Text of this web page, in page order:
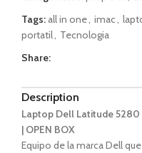
Tags: all in one, imac,
portatil, Tecnologia
Share:
Description
Laptop Dell Latitude 5280
| OPEN BOX
Equipo de la marca Dell